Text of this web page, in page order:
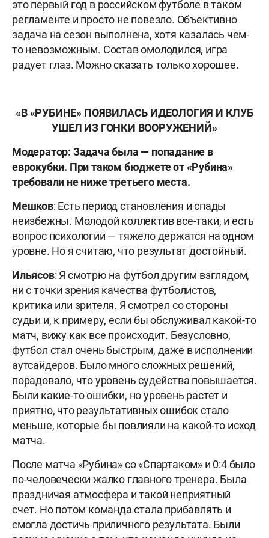
это первый год в российском футболе в таком
регламенте и просто не повезло. Объективно
задача на сезон выполнена, хотя казалась чем-
то невозможным. Состав омолодился, игра
радует глаз. Можно сказать только хорошее.
«В «РУБИНЕ» ПОЯВИЛАСЬ ИДЕОЛОГИЯ И КЛУБ
УШЕЛ ИЗ ГОНКИ ВООРУЖЕНИЙ»
Модератор: Задача была — попадание в
еврокубки. При таком бюджете от «Рубина»
требовали не ниже третьего места.
Мешков: Есть период становления и спады
неизбежны. Молодой коллектив все-таки, и есть
вопрос психологии — тяжело держатся на одном
уровне. Но я считаю, что результат достойный.
Ильясов: Я смотрю на футбол другим взглядом,
ни с точки зрения качества футболистов,
критика или зрителя. Я смотрел со стороны
судьи и, к примеру, если бы обслуживал какой-то
матч, вижу как все происходит. Безусловно,
футбол стал очень быстрым, даже в исполнении
аутсайдеров. Было много сложных решений,
порадовало, что уровень судейства повышается.
Были какие-то ошибки, но уровень растет и
приятно, что результативных ошибок стало
меньше, которые бы повлияли на какой-то исход
матча.
После матча «Рубина» со «Спартаком» и 0:4 было
по-человечески жалко главного тренера. Была
праздничая атмосфера и такой неприятный
счет. Но потом команда стала прибавлять и
смогла достичь приличного результата. Были